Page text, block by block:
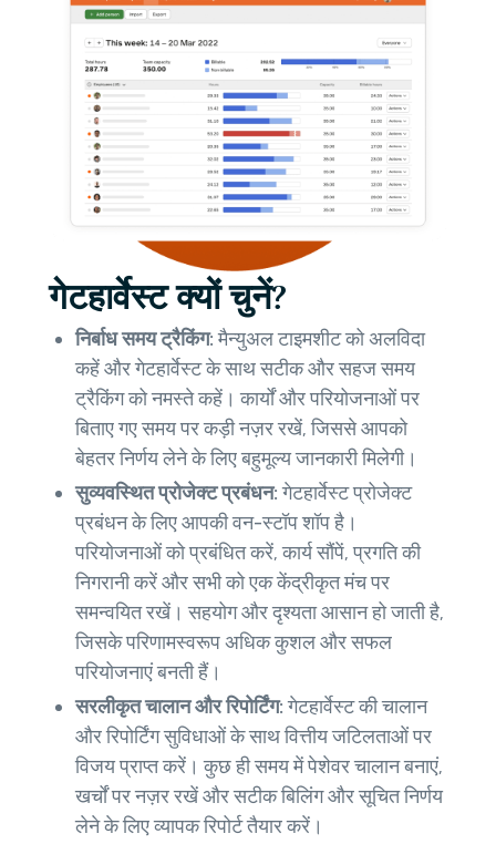
गेटहार्वेस्ट क्यों चुनें?
निर्बाध समय ट्रैकिंग:मैन्युअल टाइमशीट को अलविदा
कहें और गेटहार्वेस्ट के साथ सटीक और सहज समय
ट्रैकिंग को नमस्ते कहें। कार्यों और परियोजनाओं पर
बिताए गए समय पर कड़ी नज़र रखें, जिससे आपको
बेहतर निर्णय लेने के लिए बहुमूल्य जानकारी मिलेगी।
सुव्यवस्थित प्रोजेक्ट प्रबंधन:गेटहार्वेस्ट प्रोजेक्ट
प्रबंधन के लिए आपकी वन-स्टॉप शॉप है।
परियोजनाओं को प्रबंधित करें, कार्य सौंपें, प्रगति की
निगरानी करें और सभी को एक केंद्रीकृत मंच पर
समन्वयित रखें। सहयोग और दृश्यता आसान हो जाती है,
जिसके परिणामस्वरूप अधिक कुशल और सफल
परियोजनाएं बनती हैं।
सरलीकृत चालान और रिपोर्टिंग:गेटहार्वेस्ट की चालान
और रिपोर्टिंग सुविधाओं के साथ वित्तीय जटिलताओं पर
विजय प्राप्त करें। कुछ ही समय में पेशेवर चालान बनाएं,
खर्चों पर नज़र रखें और सटीक बिलिंग और सूचित निर्णय
लेने के लिए व्यापक रिपोर्ट तैयार करें।